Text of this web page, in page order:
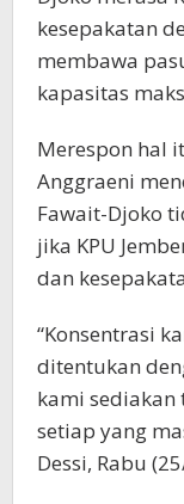
kesepakatan
membawa
kapasitas
Merespon hal
Anggraeni
Fawait-Djoko
jika KPU
dan
“Konsentrasi
ditentukan
kami
setiap yang
Dessi, Rabu